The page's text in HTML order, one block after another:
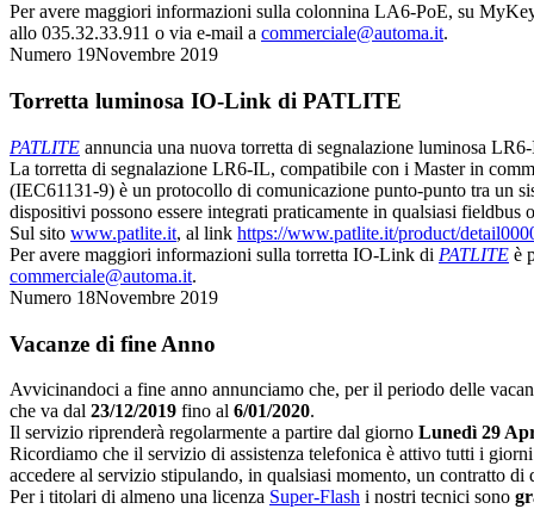
Per avere maggiori informazioni sulla colonnina LA6-PoE, su
allo 035.32.33.911 o via e-mail a commerciale@automa.it.
Numero 19Novembre 2019
Torretta luminosa IO-Link di PATLITE
PATLITE annuncia una nuova torretta di segnalazione luminosa
La torretta di segnalazione LR6-IL, compatibile con i Master in
(IEC61131-9) è un protocollo di comunicazione punto-punto tra un
dispositivi possono essere integrati praticamente in qualsiasi fieldbus
Sul sito www.patlite.it, al link https://www.patlite.it/product/
Per avere maggiori informazioni sulla torretta IO-Link di PATLITE è
commerciale@automa.it.
Numero 18Novembre 2019
Vacanze di fine Anno
Avvicinandoci a fine anno annunciamo che, per il periodo delle
che va dal 23/12/2019 fino al 6/01/2020.
Il servizio riprenderà regolarmente a partire dal giorno Lunedì 29
Ricordiamo che il servizio di assistenza telefonica è attivo tutti i
accedere al servizio stipulando, in qualsiasi momento, un contratto di
Per i titolari di almeno una licenza Super-Flash i nostri tecnici sono